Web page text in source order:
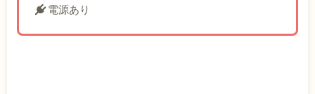
電源あり